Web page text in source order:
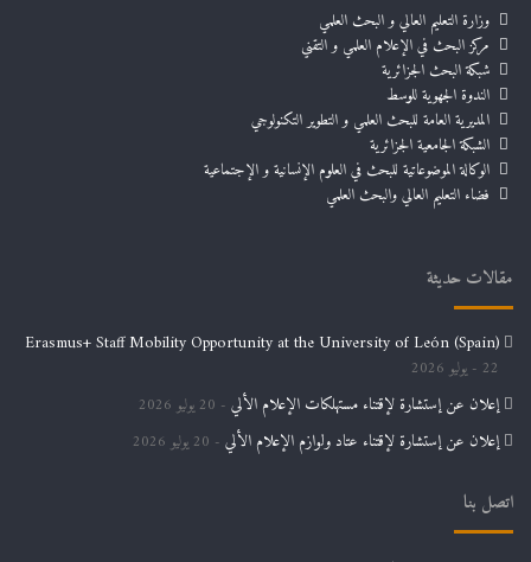
وزارة التعليم العالي و البحث العلمي
مركز البحث في الإعلام العلمي و التقني
شبكة البحث الجزائرية
الندوة الجهوية للوسط
المديرية العامة للبحث العلمي و التطوير التكنولوجي
الشبكة الجامعية الجزائرية
الوكالة الموضوعاتية للبحث في العلوم الإنسانية و الإجتماعية
فضاء التعليم العالي والبحث العلمي
مقالات حديثة
Erasmus+ Staff Mobility Opportunity at the University of León (Spain)
22 يوليو 2026
إعلان عن إستشارة لإقتناء مستهلكات الإعلام الألي 20 يوليو 2026
إعلان عن إستشارة لإقتناء عتاد ولوازم الإعلام الألي 20 يوليو 2026
اتصل بنا